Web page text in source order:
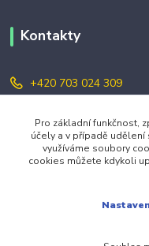
Kontakty
+420 703 024 309
objednavky@zavazuj.cz
Pro základní funkčnost,
účely a v případě
využíváme soubory
cookies můžete kdykoli